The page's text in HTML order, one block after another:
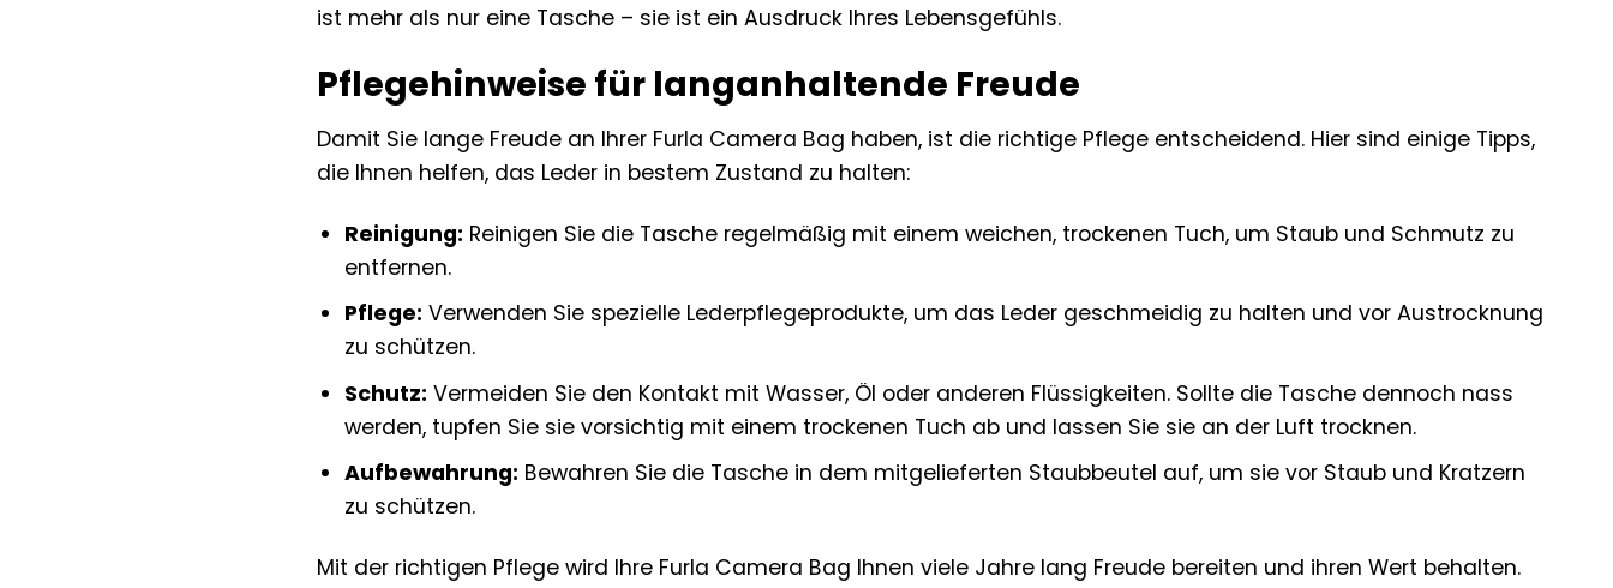
ist mehr als nur eine Tasche – sie ist ein Ausdruck Ihres Lebensgefühls.
Pflegehinweise für langanhaltende Freude
Damit Sie lange Freude an Ihrer Furla Camera Bag haben, ist die richtige Pflege entscheidend. Hier sind einige Tipps,
die Ihnen helfen, das Leder in bestem Zustand zu halten:
Reinigung: Reinigen Sie die Tasche regelmäßig mit einem weichen, trockenen Tuch, um Staub und Schmutz zu
entfernen.
Pflege: Verwenden Sie spezielle Lederpflegeprodukte, um das Leder geschmeidig zu halten und vor Austrocknung
zu schützen.
Schutz: Vermeiden Sie den Kontakt mit Wasser, Öl oder anderen Flüssigkeiten. Sollte die Tasche dennoch nass
werden, tupfen Sie sie vorsichtig mit einem trockenen Tuch ab und lassen Sie sie an der Luft trocknen.
Aufbewahrung: Bewahren Sie die Tasche in dem mitgelieferten Staubbeutel auf, um sie vor Staub und Kratzern
zu schützen.
Mit der richtigen Pflege wird Ihre Furla Camera Bag Ihnen viele Jahre lang Freude bereiten und ihren Wert behalten.